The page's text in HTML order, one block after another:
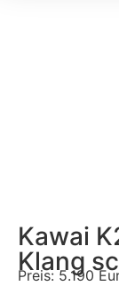
Kawai
Klang
Preis: 5.190